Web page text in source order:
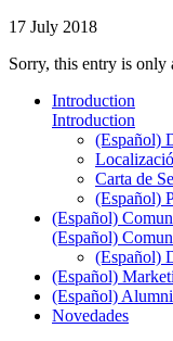
17 July 2018
Sorry, this entry is only
Introduction
Introduction
(Español)
Carta de
(Español)
(Español)
(Español)
(Español)
(Español)
(Español)
Novedades